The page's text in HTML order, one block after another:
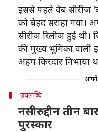
इससे पहले वेब सीरीज
को बेहद सराहा गया।
सीरीज रिलीज हुई थी।
की मुख्य भूमिका वाली
अहम किरदार निभाया
आपने
उपलब्धि
नसीरुद्दीन तीन
पुरस्कार